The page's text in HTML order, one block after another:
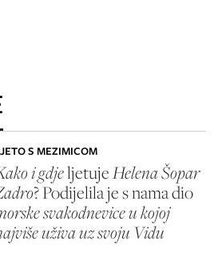
S MEZIMICOM
i gdjeljetujeHelena Šopar
? Podijelila je s nama dio
svakodnevice u kojoj
uživa uz svoju Vidu